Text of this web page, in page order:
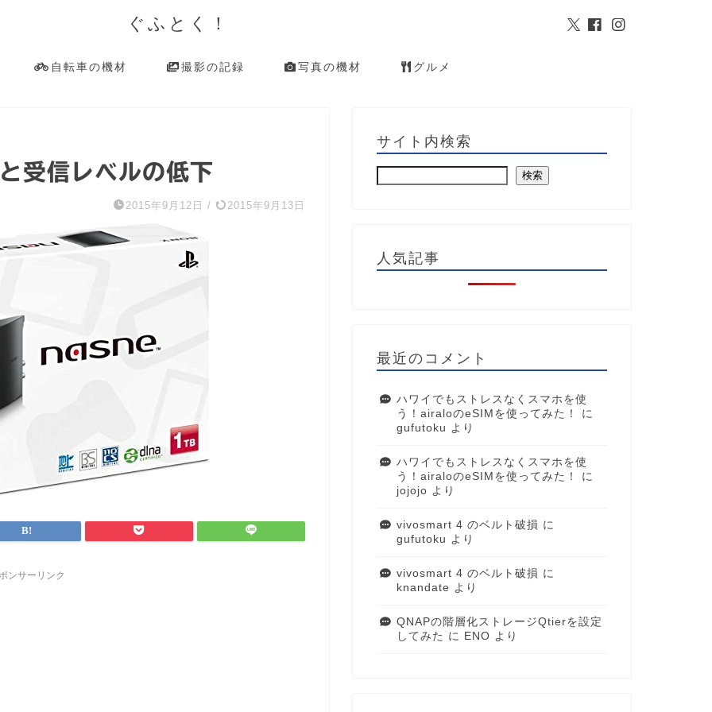
ぐふとく！
自転車の機材 撮影の記録 写真の機材 グルメ
受信レベルの低下
2015年9月12日 / 2015年9月13日
ンサーリンク
サイト内検索
検索
人気記事
最近のコメント
ハワイでもストレスなくスマホを使
う！airaloのeSIMを使ってみた！
に
gufutoku より
ハワイでもストレスなくスマホを使
う！airaloのeSIMを使ってみた！
に
jojojo より
vivosmart 4 のベルト破損 に
gufutoku より
vivosmart 4 のベルト破損 に
knandate より
QNAPの階層化ストレージQtierを設定
してみた に ENO より